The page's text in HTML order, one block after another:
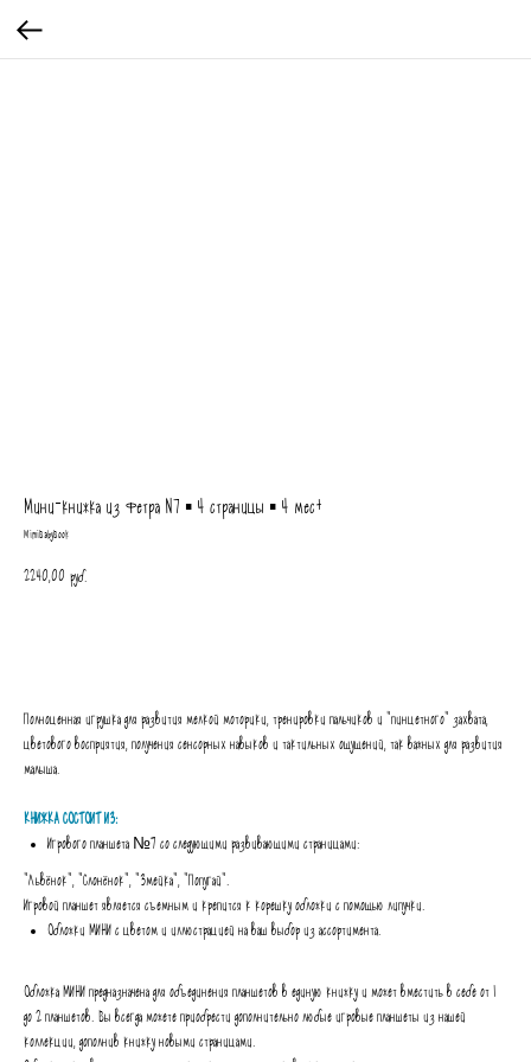
Мини-книжка из фетра N7 ▪ 4 страницы ▪ 4 мес+
MimiBabyBook
2240,00 руб.
Полноценная игрушка для развития мелкой моторики, тренировки пальчиков и "пинцетного" захвата,
цветового восприятия, получения сенсорных навыков и тактильных ощущений, так важных для развития
малыша.
КНИЖКА СОСТОИТ ИЗ:
Игрового планшета №7 со следующими развивающими страницами:
"Львёнок", "Слонёнок", "Змейка", "Попугай".
Игровой планшет является съемным и крепится к корешку обложки с помощью липучки.
Обложки МИНИ с цветом и иллюстрацией на ваш выбор из ассортимента.
Обложка МИНИ предназначена для объединения планшетов в единую книжку и может вместить в себе от 1
до 2 планшетов. Вы всегда можете приобрести дополнительно любые игровые планшеты из нашей
коллекции, дополнив книжку новыми страницами.